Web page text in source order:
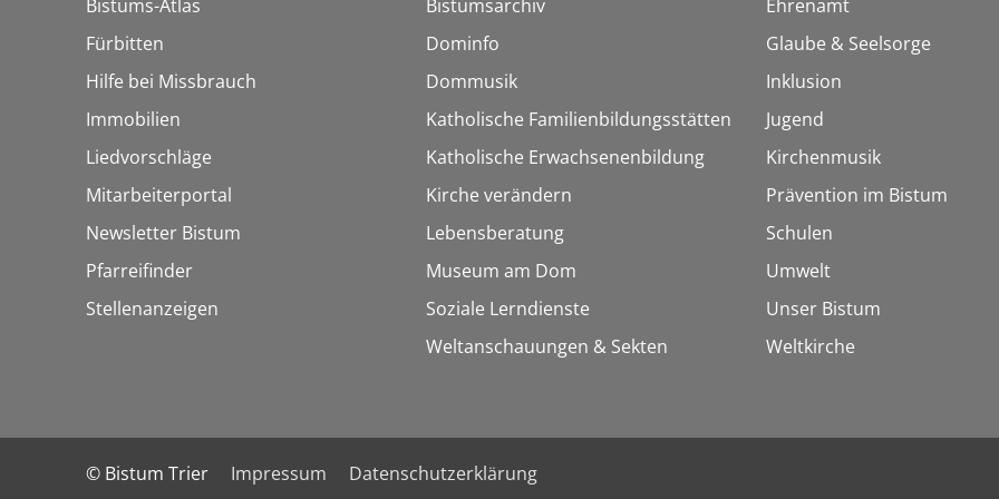
Bistums-Atlas
Fürbitten
Hilfe bei Missbrauch
Immobilien
Liedvorschläge
Mitarbeiterportal
Newsletter Bistum
Pfarreifinder
Stellenanzeigen
Bistumsarchiv
Dominfo
Dommusik
Katholische Familienbildungsstätten
Katholische Erwachsenenbildung
Kirche verändern
Lebensberatung
Museum am Dom
Soziale Lerndienste
Weltanschauungen & Sekten
Ehrenamt
Glaube & Seelsorge
Inklusion
Jugend
Kirchenmusik
Prävention im Bistum
Schulen
Umwelt
Unser Bistum
Weltkirche
© Bistum Trier Impressum Datenschutzerklärung